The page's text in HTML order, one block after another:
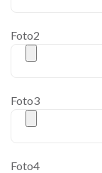
Foto2
Foto3
Foto4